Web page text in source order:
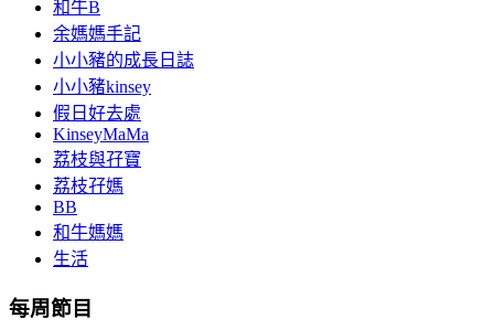
和牛B
余媽媽手記
小小豬的成長日誌
小小豬kinsey
假日好去處
KinseyMaMa
荔枝與孖寶
荔枝孖媽
BB
和牛媽媽
生活
每周節目